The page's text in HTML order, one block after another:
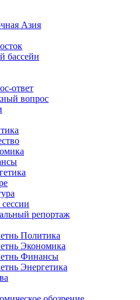
Азия
бассейн
ответ
вопрос
репортаж
Политика
Экономика
Финансы
Энергетика